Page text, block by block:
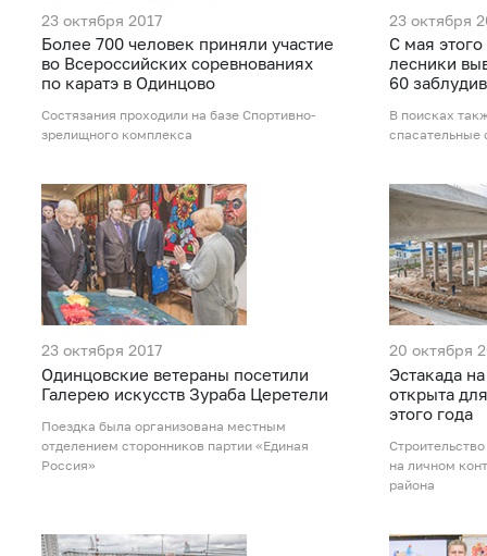
23 октября 2017
Более 700 человек приняли участие
во Всероссийских соревнованиях
по каратэ в Одинцово
Состязания проходили на базе Спортивно-
зрелищного комплекса
23 октября
С мая
лесники
60
В поисках
23 октября 2017
Одинцовские ветераны посетили
Галерею искусств Зураба Церетели
Поездка была организована местным
отделением сторонников партии «Единая
Россия»
20 октября
Эстакада
открыта
этого года
на личном
района